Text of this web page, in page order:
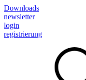
Downloads
newsletter
login
registrierung